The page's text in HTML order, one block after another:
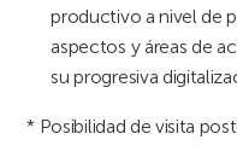
productivo a nivel de
aspectos y áreas de
su progresiva
* Posibilidad de visita